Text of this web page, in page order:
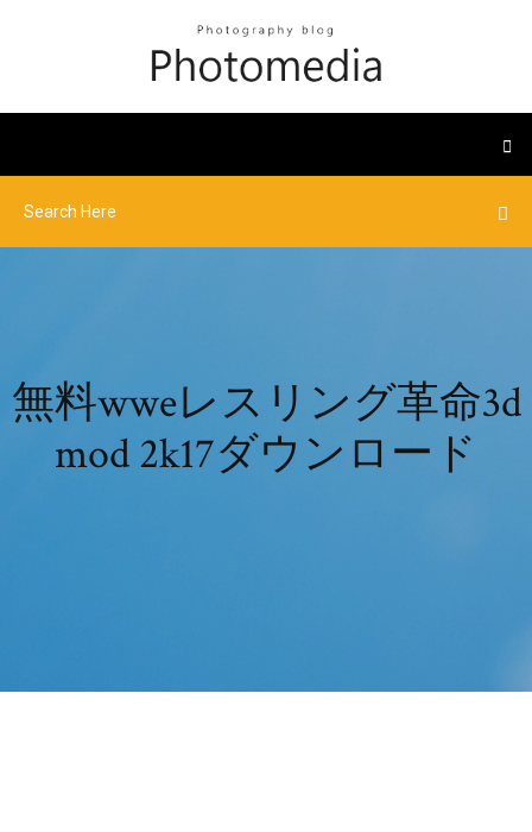
無料wweレスリング革命3d
mod 2k17ダウンロード